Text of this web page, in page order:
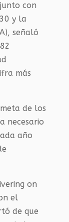
con
y la
señaló
más
de los
necesario
año
on
el
de que